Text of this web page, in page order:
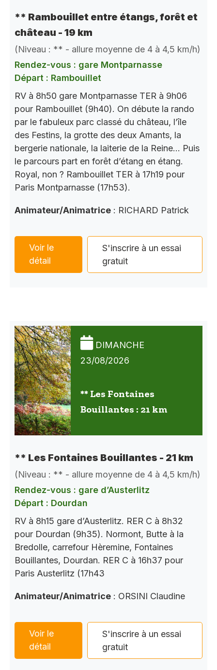
** Rambouillet entre étangs, forêt et
château - 19 km
(Niveau : ** - allure moyenne de 4 à 4,5 km/h)
Rendez-vous : gare Montparnasse
Départ : Rambouillet
RV à 8h50 gare Montparnasse TER à 9h06
pour Rambouillet (9h40). On débute la rando
par le fabuleux parc classé du château, l’île
des Festins, la grotte des deux Amants, la
bergerie nationale, la laiterie de la Reine… Puis
le parcours part en forêt d’étang en étang.
Royal, non ? Rambouillet TER à 17h19 pour
Paris Montparnasse (17h53).
Animateur/Animatrice : RICHARD Patrick
Voir le
détail
S'inscrire à un essai
gratuit
DIMANCHE
23/08/2026
** Les Fontaines
Bouillantes : 21 km
** Les Fontaines Bouillantes - 21 km
(Niveau : ** - allure moyenne de 4 à 4,5 km/h)
Rendez-vous : gare d’Austerlitz
Départ : Dourdan
RV à 8h15 gare d’Austerlitz. RER C à 8h32
pour Dourdan (9h35). Normont, Butte à la
Bredolle, carrefour Hèremine, Fontaines
Bouillantes, Dourdan. RER C à 16h37 pour
Paris Austerlitz (17h43
Animateur/Animatrice : ORSINI Claudine
Voir le
détail
S'inscrire à un essai
gratuit